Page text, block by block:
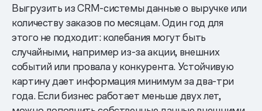
Выгрузить из CRM-системы данные о выручке или
количеству заказов по месяцам. Один год для
этого не подходит: колебания могут быть
случайными, например из-за акции, внешних
событий или провала у конкурента. Устойчивую
картину дает информация минимум за два-три
года. Если бизнес работает меньше двух лет,